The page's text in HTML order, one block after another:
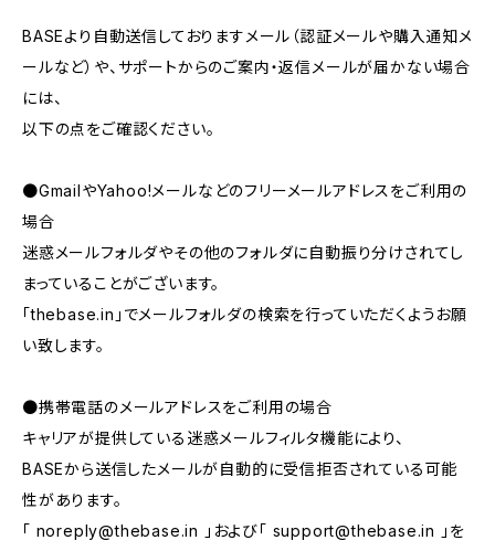
BASEより自動送信しておりますメール（認証メールや購入通知メ
ールなど）や、サポートからのご案内・返信メールが届かない場合
には、
以下の点をご確認ください。
●GmailやYahoo!メールなどのフリーメールアドレスをご利用の
場合
迷惑メールフォルダやその他のフォルダに自動振り分けされてし
まっていることがございます。
「thebase.in」でメールフォルダの検索を行っていただくようお願
い致します。
●携帯電話のメールアドレスをご利用の場合
キャリアが提供している迷惑メールフィルタ機能により、
BASEから送信したメールが自動的に受信拒否されている可能
性があります。
「 noreply@thebase.in 」および「 support@thebase.in
」を